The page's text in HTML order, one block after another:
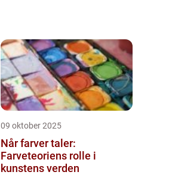
09 oktober 2025
Når farver taler:
Farveteoriens rolle i
kunstens verden